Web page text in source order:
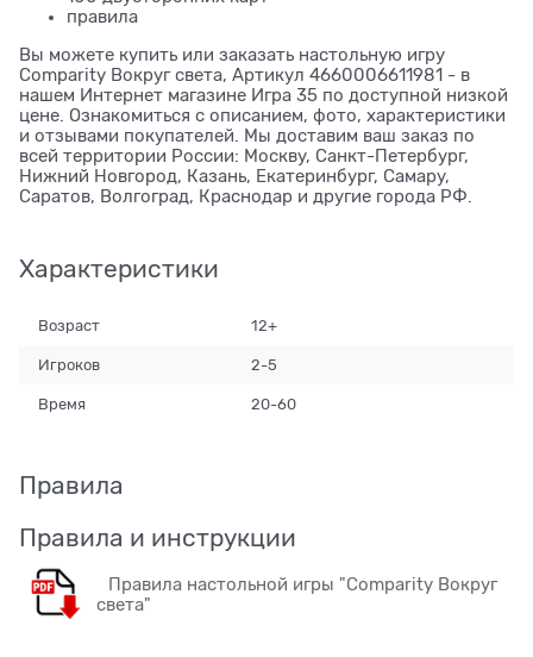
правила
Вы можете купить или заказать настольную игру
Comparity Вокруг света, Артикул 4660006611981 - в
нашем Интернет магазине Игра 35 по доступной низкой
цене. Ознакомиться с описанием, фото, характеристики
и отзывами покупателей. Мы доставим ваш заказ по
всей территории России: Москву, Санкт-Петербург,
Нижний Новгород, Казань, Екатеринбург, Самару,
Саратов, Волгоград, Краснодар и другие города РФ.
Характеристики
Возраст 12+
Игроков 2-5
Время 20-60
Правила
Правила и инструкции
Правила настольной игры "Comparity Вокруг
света"